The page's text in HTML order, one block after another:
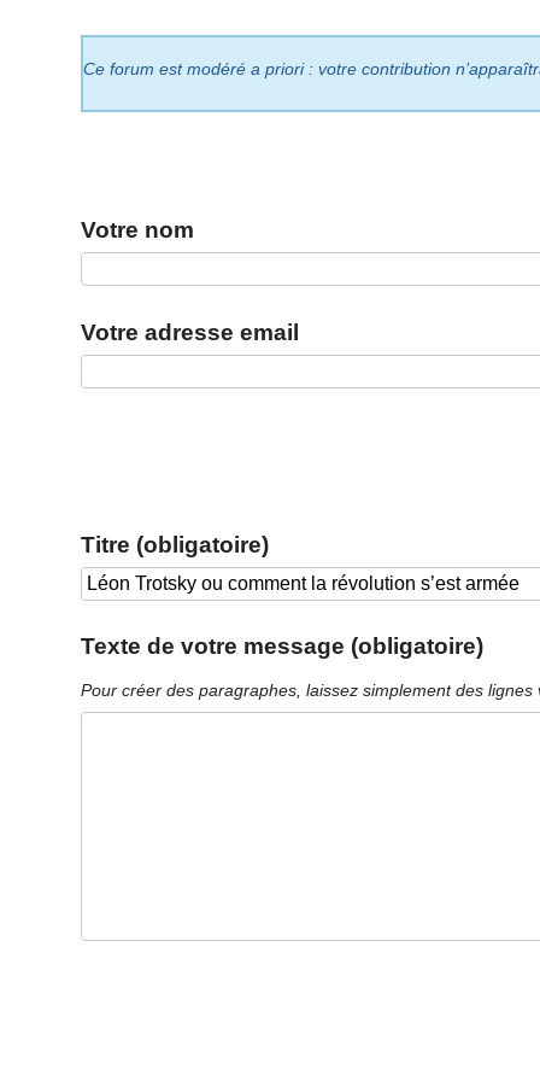
Ce forum est modéré a priori : votre contribution
Votre nom
Votre adresse email
Titre (obligatoire)
Texte de votre message (obligatoire)
Pour créer des paragraphes, laissez simplement des lignes